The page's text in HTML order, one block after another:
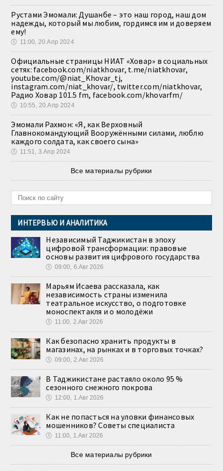
Рустами Эмомали: Душанбе – это наш город, наш дом
надежды, который мы любим, гордимся им и доверяем
ему!
🕔 11:00, 20.Апр 2024
Официальные страницы НИАТ «Ховар» в социальных
сетях: facebook.com/niatkhovar, t.me/niatkhovar,
youtube.com/@niat_Khovar_tj,
instagram.com/niat_khovar/, twitter.com/niatkhovar,
Радио Ховар 101.5 fm, facebook.com/khovarfm/
🕔 10:55, 20.Апр 2024
Эмомали Рахмон: «Я, как Верховный
Главнокомандующий Вооружёнными силами, люблю
каждого солдата, как своего сына»
🕔 11:51, 3.Апр 2024
Все материалы рубрики
ИНТЕРВЬЮ И АНАЛИТИКА
Независимый Таджикистан в эпоху
цифровой трансформации: правовые
основы развития цифрового государства
🕔 09:00, 6.Авг 2026
Марьям Исаева рассказала, как
независимость страны изменила
театральное искусство, о подготовке
моноспектакля и о молодёжи
🕔 11:00, 2.Авг 2026
Как безопасно хранить продукты в
магазинах, на рынках и в торговых точках?
🕔 09:00, 2.Авг 2026
В Таджикистане растаяло около 95 %
сезонного снежного покрова
🕔 12:00, 1.Авг 2026
Как не попасться на уловки финансовых
мошенников? Советы специалиста
🕔 11:00, 1.Авг 2026
Все материалы рубрики